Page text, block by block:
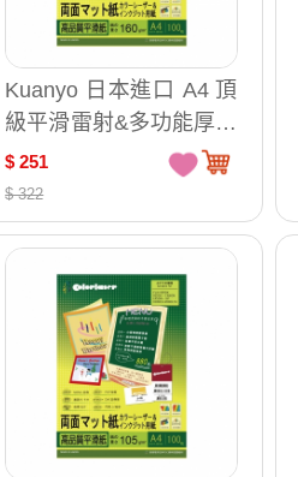
Kuanyo 日本進口 A4 頂
級平滑雷射&多功能厚卡
紙-瑪樂卡 160gsm 100
張 /包 MA160
$ 251
$ 322